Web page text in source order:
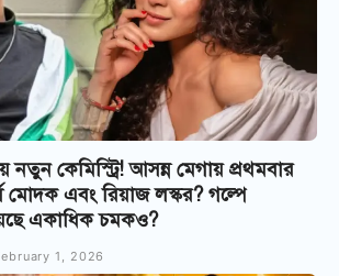
নতুন কেমিস্ট্রি! আসন্ন মেগায় প্রথমবার
মোদক এবং রিয়াজ লস্কর? গল্পে
একাধিক চমকও?
1, 2026